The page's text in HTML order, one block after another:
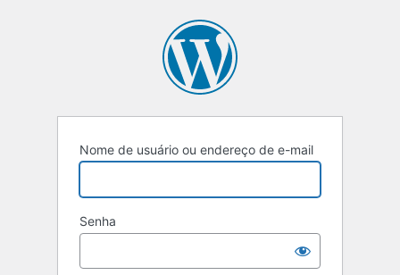
Nome de usuário ou endereço de e-mail
Senha